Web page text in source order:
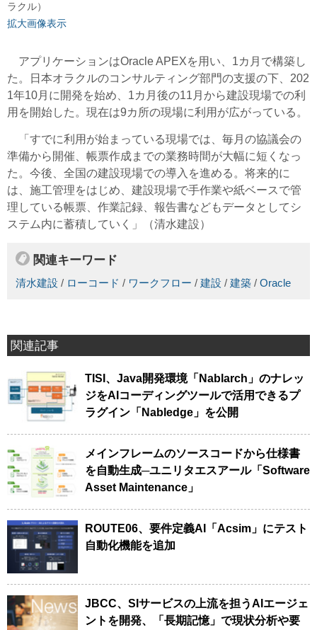
ラクル）
拡大画像表示
アプリケーションはOracle APEXを用い、1カ月で構築し
た。日本オラクルのコンサルティング部門の支援の下、202
1年10月に開発を始め、1カ月後の11月から建設現場での利
用を開始した。現在は9カ所の現場に利用が広がっている。
「すでに利用が始まっている現場では、毎月の協議会の
準備から開催、帳票作成までの業務時間が大幅に短くなっ
た。今後、全国の建設現場での導入を進める。将来的に
は、施工管理をはじめ、建設現場で手作業や紙ベースで管
理している帳票、作業記録、報告書などもデータとしてシ
ステム内に蓄積していく」（清水建設）
関連キーワード
清水建設 / ローコード / ワークフロー / 建設 / 建築 / Oracle
関連記事
TISI、Java開発環境「Nablarch」のナレッ
ジをAIコーディングツールで活用できるプ
ラグイン「Nabledge」を公開
メインフレームのソースコードから仕様書
を自動生成─ユニリタエスアール「Software
Asset Maintenance」
ROUTE06、要件定義AI「Acsim」にテスト
自動化機能を追加
JBCC、SIサービスの上流を担うAIエージェ
ントを開発、「長期記憶」で現状分析や要